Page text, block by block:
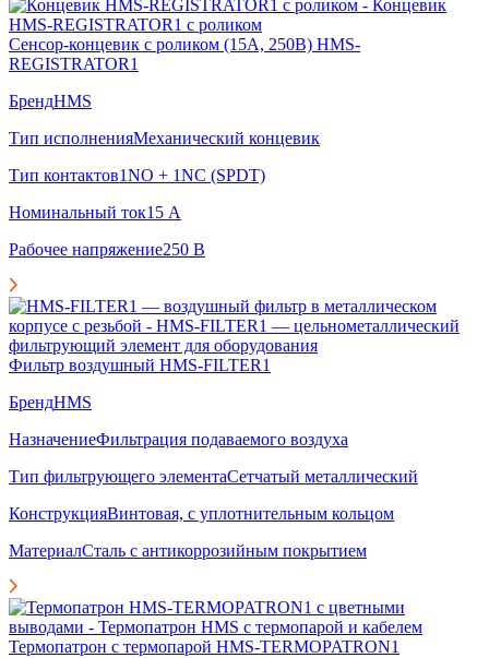
Сенсор-концевик с роликом (15А, 250В) HMS-
REGISTRATOR1
БрендHMS
Тип исполненияМеханический концевик
Тип контактов1NO + 1NC (SPDT)
Номинальный ток15 А
Рабочее напряжение250 В
Фильтр воздушный HMS-FILTER1
БрендHMS
НазначениеФильтрация подаваемого воздуха
Тип фильтрующего элементаСетчатый металлический
КонструкцияВинтовая, с уплотнительным кольцом
МатериалСталь с антикоррозийным покрытием
Термопатрон с термопарой HMS-TERMOPATRON1